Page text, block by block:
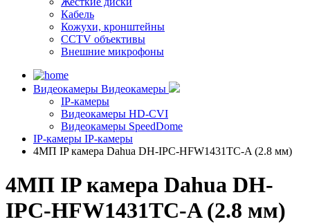
Кабель
Кожухи, кронштейны
CCTV объективы
Внешние микрофоны
Видеокамеры Видеокамеры
IP-камеры
Видеокамеры HD-CVI
Видеокамеры SpeedDome
IP-камеры IP-камеры
4МП IP камера Dahua DH-IPC-HFW1431TC-A (2.8 мм)
4МП IP камера Dahua DH-
IPC-HFW1431TC-A (2.8 мм)